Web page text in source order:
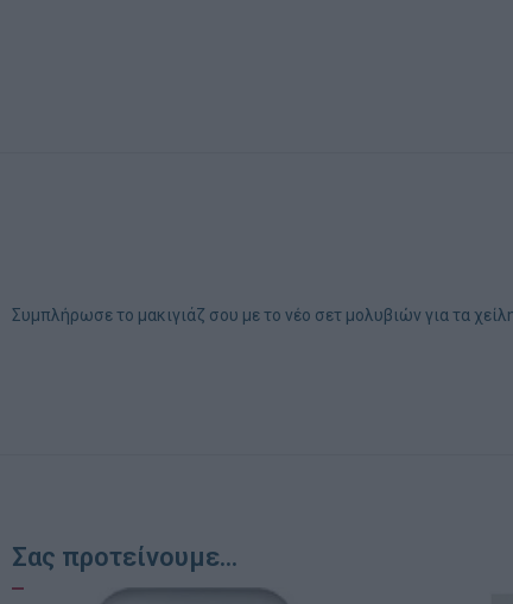
Συμπλήρωσε το μακιγιάζ σου με το νέο σετ μολυβιών για τα
Σας προτείνουμε...